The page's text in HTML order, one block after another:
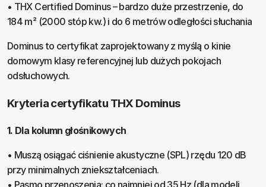
• THX Certified Dominus – bardzo duże przestrzenie, do
184 m² (2000 stóp kw.) i do 6 metrów odległości słuchania
Dominus to certyfikat zaprojektowany z myślą o kinie
domowym klasy referencyjnej lub dużych pokojach
odsłuchowych.
Kryteria certyfikatu THX Dominus
1. Dla kolumn głośnikowych
• Muszą osiągać ciśnienie akustyczne (SPL) rzędu 120 dB
przy minimalnych zniekształceniach.
• Pasmo przenoszenia: co najmniej od 35 Hz (dla modeli